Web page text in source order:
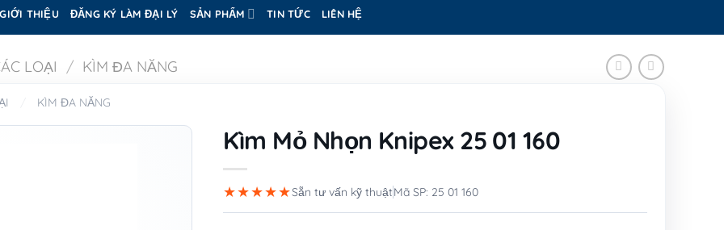
GIỚI THIỆU ĐĂNG KÝ LÀM ĐẠI LÝ SẢN PHẨM TIN TỨC LIÊN HỆ
LOẠI / KÌM ĐA NĂNG
KÌM ĐA NĂNG
Kìm Mỏ Nhọn Knipex 25 01 160
★★★★★Sẵn tư vấn kỹ thuậtMã SP: 25 01 160